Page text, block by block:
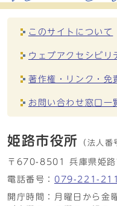
このサイトについて
ウェブアクセシビリ
著作権・リンク・免
お問い合わせ窓口一
姫路市役所 （法人番
〒670-8501 兵庫県姫路
電話番号： 079-221-
開庁時間：月曜日から金